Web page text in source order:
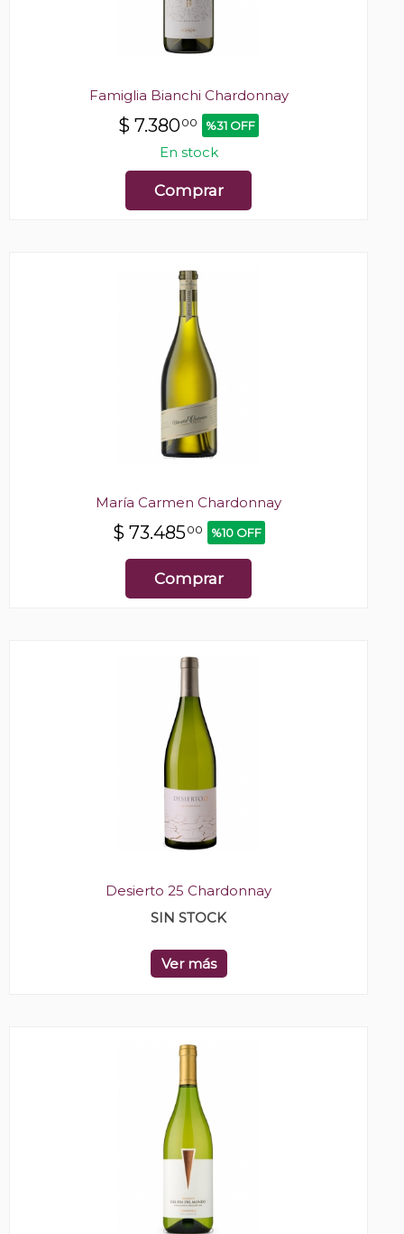
Famiglia Bianchi Chardonnay
$ 7.38000 %31 OFF
En stock
Comprar
María Carmen Chardonnay
$ 73.48500 %10 OFF
Comprar
Desierto 25 Chardonnay
SIN STOCK
Ver más